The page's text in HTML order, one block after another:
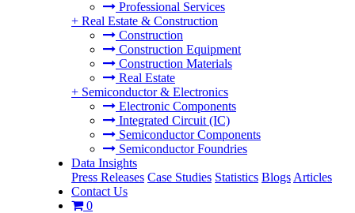
Professional Services
+ Real Estate & Construction
Construction
Construction Equipment
Construction Materials
Real Estate
+ Semiconductor & Electronics
Electronic Components
Integrated Circuit (IC)
Semiconductor Components
Semiconductor Foundries
Data Insights
Press Releases Case Studies Statistics Blogs Articles
Contact Us
0